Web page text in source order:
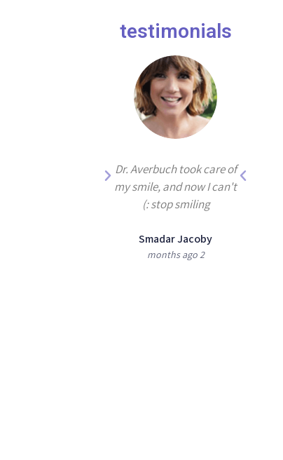
testimonials
Dr. Averbuch took care of
my smile, and now I can't
stop smiling :)
Smadar Jacoby
2 months ago